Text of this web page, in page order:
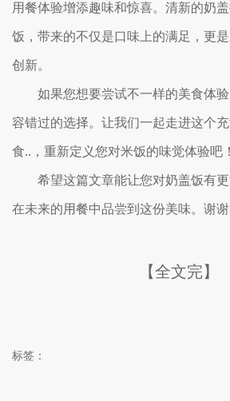
用餐体验增添趣味和惊喜。清新的奶
饭，带来的不仅是口味上的满足，更
创新。
如果您想要尝试不一样的美食体
容错过的选择。让我们一起走进这个
食..，重新定义您对米饭的味觉体验吧！
希望这篇文章能让您对奶盖饭有
在未来的用餐中品尝到这份美味。谢谢
【全文完】
标签：